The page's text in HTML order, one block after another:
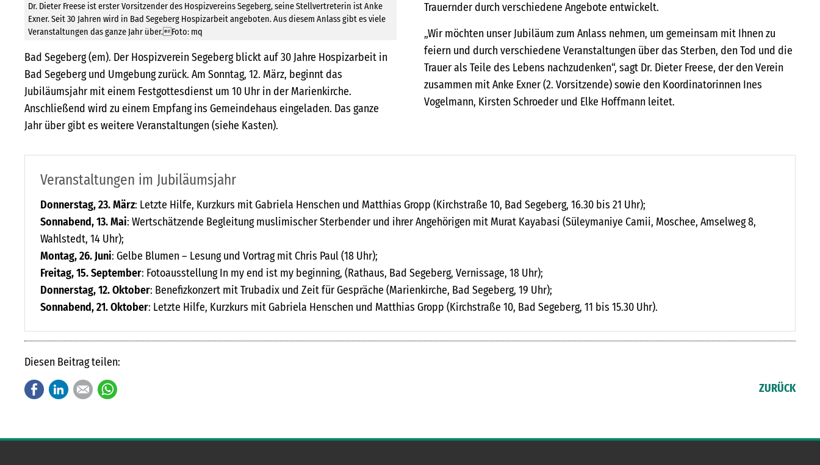
Dr. Dieter Freese ist erster Vorsitzender des Hospizvereins Segeberg, seine Stellvertreterin ist Anke
Exner. Seit 30 Jahren wird in Bad Segeberg Hospizarbeit angeboten. Aus diesem Anlass gibt es viele
Veranstaltungen das ganze Jahr über.Foto: mq
Bad Segeberg (em). Der Hospizverein Segeberg blickt auf 30 Jahre Hospizarbeit in
Bad Segeberg und Umgebung zurück. Am Sonntag, 12. März, beginnt das
Jubiläumsjahr mit einem Festgottesdienst um 10 Uhr in der Marienkirche.
Anschließend wird zu einem Empfang ins Gemeindehaus eingeladen. Das ganze
Jahr über gibt es weitere Veranstaltungen (siehe Kasten).
Trauernder durch verschiedene Angebote entwickelt.
„Wir möchten unser Jubiläum zum Anlass nehmen, um gemeinsam mit Ihnen zu
feiern und durch verschiedene Veranstaltungen über das Sterben, den Tod und die
Trauer als Teile des Lebens nachzudenken“, sagt Dr. Dieter Freese, der den Verein
zusammen mit Anke Exner (2. Vorsitzende) sowie den Koordinatorinnen Ines
Vogelmann, Kirsten Schroeder und Elke Hoffmann leitet.
Veranstaltungen im Jubiläumsjahr
Donnerstag, 23. März: Letzte Hilfe, Kurzkurs mit Gabriela Henschen und Matthias Gropp (Kirchstraße 10, Bad Segeberg, 16.30 bis 21 Uhr);
Sonnabend, 13. Mai: Wertschätzende Begleitung muslimischer Sterbender und ihrer Angehörigen mit Murat Kayabasi (Süleymaniye Camii, Moschee, Amselweg 8,
Wahlstedt, 14 Uhr);
Montag, 26. Juni: Gelbe Blumen – Lesung und Vortrag mit Chris Paul (18 Uhr);
Freitag, 15. September: Fotoausstellung In my end ist my beginning, (Rathaus, Bad Segeberg, Vernissage, 18 Uhr);
Donnerstag, 12. Oktober: Benefizkonzert mit Trubadix und Zeit für Gespräche (Marienkirche, Bad Segeberg, 19 Uhr);
Sonnabend, 21. Oktober: Letzte Hilfe, Kurzkurs mit Gabriela Henschen und Matthias Gropp (Kirchstraße 10, Bad Segeberg, 11 bis 15.30 Uhr).
Diesen Beitrag teilen:
FacebookLinkedInE-mail ZURÜCK